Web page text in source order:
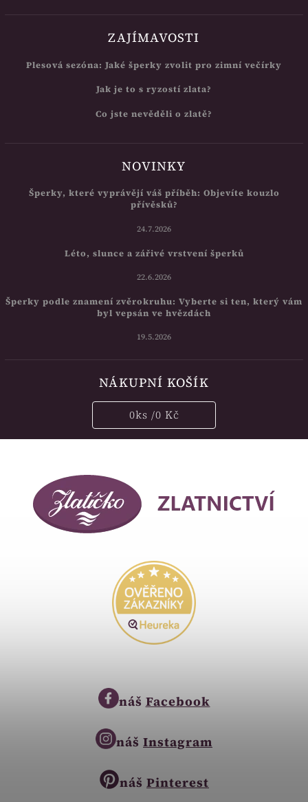
ZAJÍMAVOSTI
Plesová sezóna: Jaké šperky zvolit pro zimní večírky
Jak je to s ryzostí zlata?
Co jste nevěděli o zlatě?
NOVINKY
Šperky, které vyprávějí váš příběh: Objevíte kouzlo
přívěsků?
24.7.2026
Léto, slunce a zářivé vrstvení šperků
22.6.2026
Šperky podle znamení zvěrokruhu: Vyberte si ten, který vám
byl vepsán ve hvězdách
19.5.2026
NÁKUPNÍ KOŠÍK
0ks /0 Kč
náš Facebook
náš Instagram
náš Pinterest